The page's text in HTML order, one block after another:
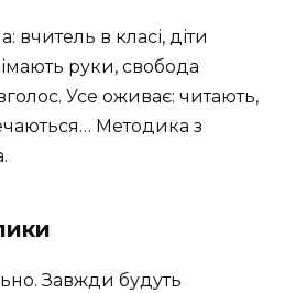
вчитель в класі, діти
руки, свобода
Усе оживає: читають,
Методика з
Завжди будуть